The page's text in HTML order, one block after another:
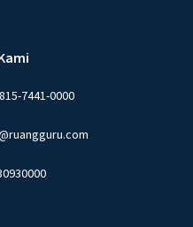
7441-0000